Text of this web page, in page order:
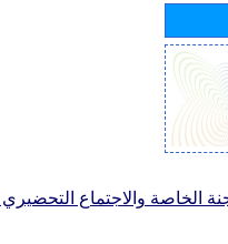
الخاصة والاجتماع